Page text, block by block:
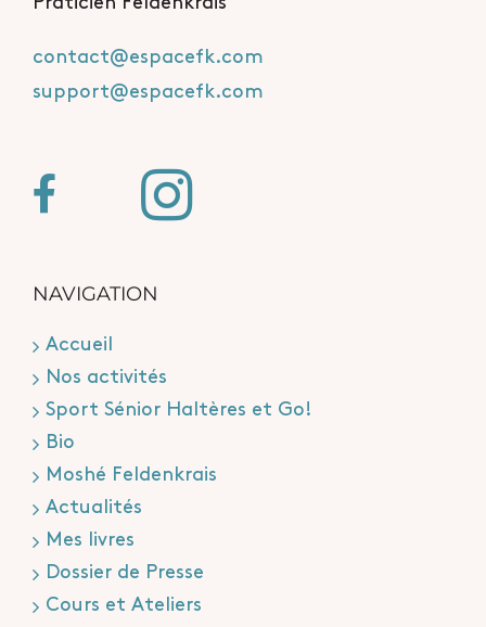
Praticien Feldenkrais
contact@espacefk.com
support@espacefk.com
NAVIGATION
Accueil
Nos activités
Sport Sénior Haltères et Go!
Bio
Moshé Feldenkrais
Actualités
Mes livres
Dossier de Presse
Cours et Ateliers